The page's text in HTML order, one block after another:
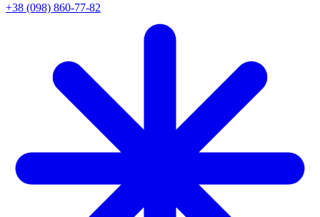
+38 (098) 860-77-82